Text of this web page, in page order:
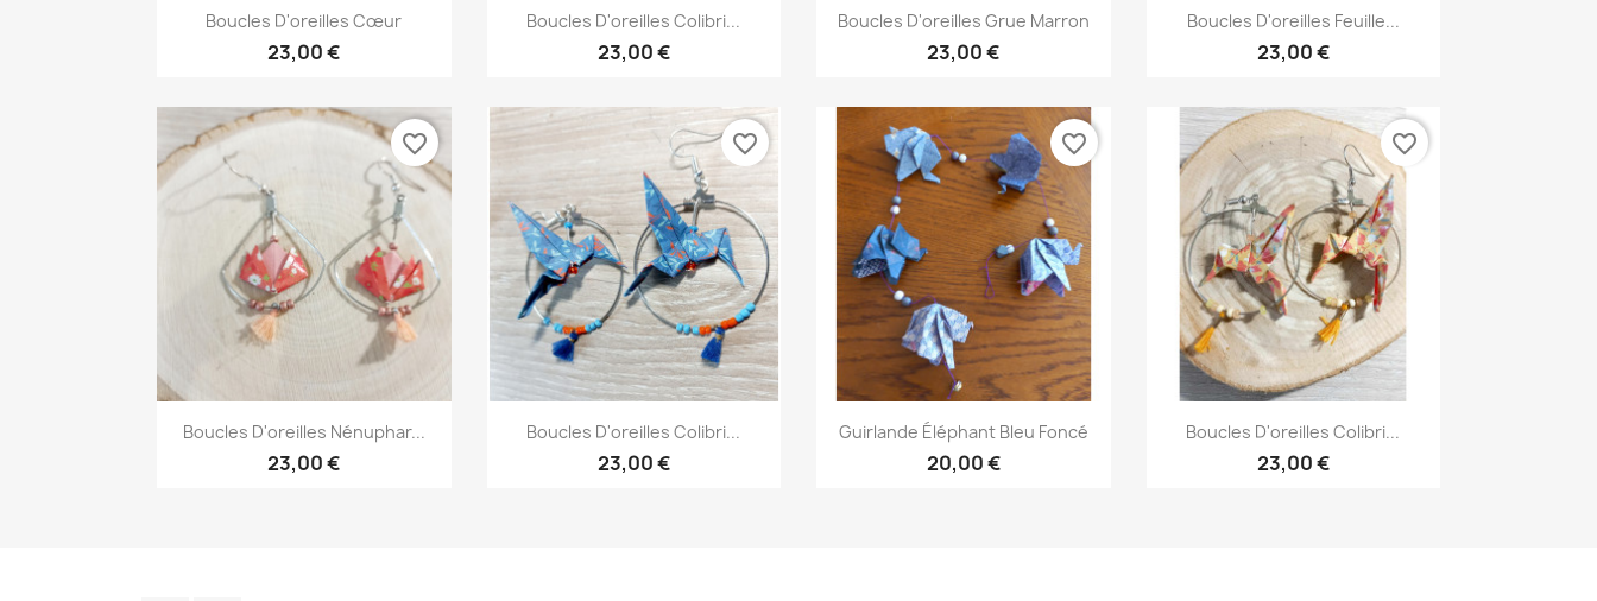
Aperçu rapide
Boucles D'oreilles Cœur
23,00 €
Aperçu rapide
Boucles D'oreilles Colibri...
23,00 €
Aperçu rapide
Boucles D'oreilles Grue Marron
23,00 €
Aperçu rapide
Boucles D'oreilles Feuille...
23,00 €
 Aperçu rapide
Boucles D'oreilles Nénuphar...
23,00 €
favorite_border
Aperçu rapide
Boucles D'oreilles Colibri...
23,00 €
favorite_border
Aperçu rapide
Guirlande Éléphant Bleu Foncé
20,00 €
favorite_border
Aperçu rapide
Boucles D'oreilles Colibri...
23,00 €
favorite_border